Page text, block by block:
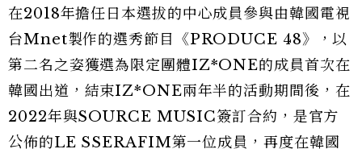
在2018年擔任日本選拔的中心成員參與由韓國電視
台Mnet製作的選秀節目《PRODUCE 48》，以
第二名之姿獲選為限定團體IZ*ONE的成員首次在
韓國出道，結束IZ*ONE兩年半的活動期間後，在
2022年與SOURCE MUSIC簽訂合約，是官方
公佈的LE SSERAFIM第一位成員，再度在韓國